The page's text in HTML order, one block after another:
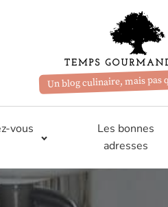
Un blog culinaire, mais pas
vous
Les bonnes
adresses